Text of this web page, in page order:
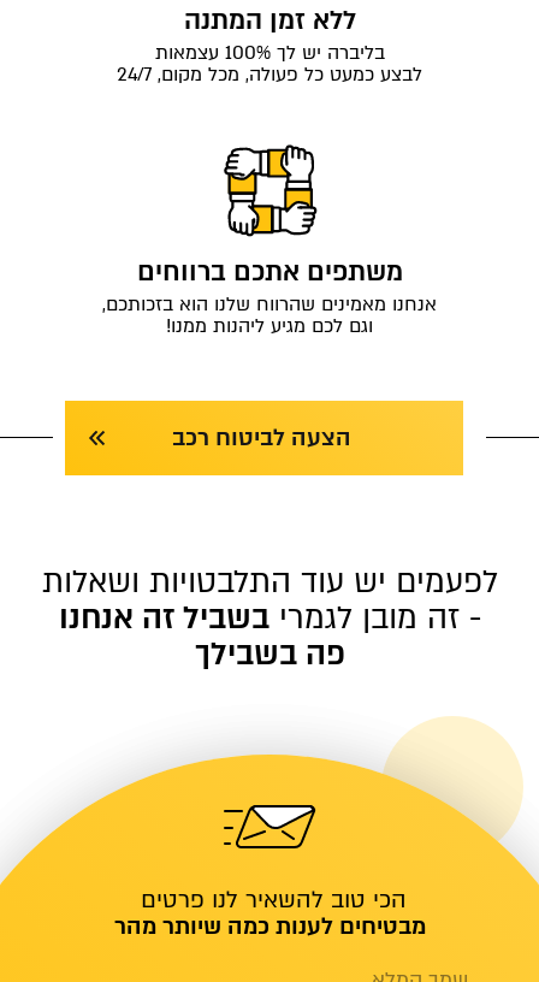
ללא זמן המתנה
בליברה יש לך 100% עצמאות
לבצע כמעט כל פעולה, מכל מקום, 24/7
משתפים אתכם ברווחים
אנחנו מאמינים שהרווח שלנו הוא בזכותכם,
וגם לכם מגיע ליהנות ממנו!
הצעה לביטוח רכב
לפעמים יש עוד התלבטויות ושאלות
- זה מובן לגמרי בשביל זה אנחנו
פה בשבילך
הכי טוב להשאיר לנו פרטים
מבטיחים לענות כמה שיותר מהר